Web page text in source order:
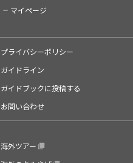
マイページ
プライバシーポリシー
ガイドライン
ガイドブックに投稿する
お問い合わせ
海外ツアー